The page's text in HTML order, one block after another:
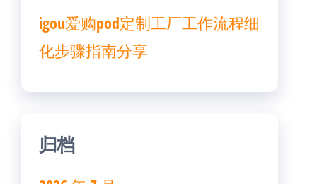
igou爱购pod定制工厂工作流程细
化步骤指南分享
归档